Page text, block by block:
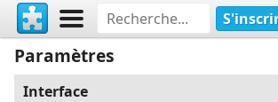
Paramètres
Interface